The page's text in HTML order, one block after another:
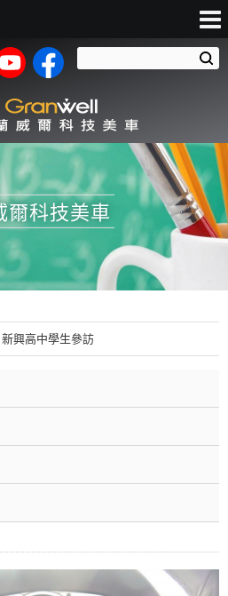
爾科技美車
新興高中學生參訪